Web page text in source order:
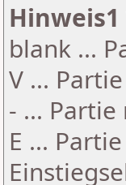
Hinweis1
blank ...
V ...
- ...
E ...